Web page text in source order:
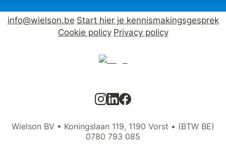
info@wielson.be Start hier je kennismakingsgesprek
Cookie policy Privacy policy
Wielson BV • Koningslaan 119, 1190 Vorst • (BTW BE)
0780 793 085